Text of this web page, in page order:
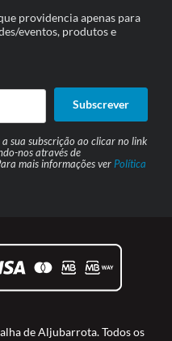
providencia apenas para
eventos, produtos e
Subscrever
sua subscrição ao clicar no link
nos através de
mais informações verPolítica
de Aljubarrota. Todos os